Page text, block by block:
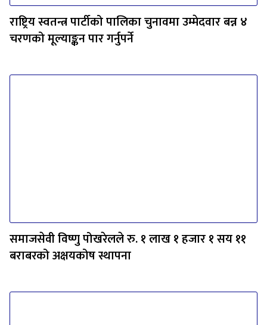
राष्ट्रिय स्वतन्त्र पार्टीको पालिका चुनावमा उम्मेदवार बन्न ४
चरणको मूल्याङ्कन पार गर्नुपर्ने
समाजसेवी विष्णु पोखरेलले रु. १ लाख १ हजार १ सय ११
बराबरको अक्षयकोष स्थापना